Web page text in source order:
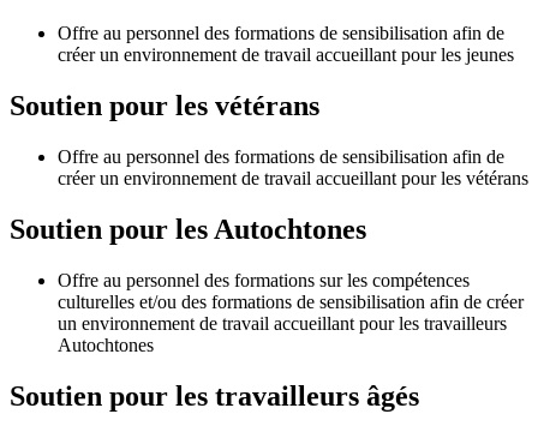
Offre au personnel des formations de sensibilisation afin de
créer un environnement de travail accueillant pour les jeunes
Soutien pour les vétérans
Offre au personnel des formations de sensibilisation afin de
créer un environnement de travail accueillant pour les vétérans
Soutien pour les Autochtones
Offre au personnel des formations sur les compétences
culturelles et/ou des formations de sensibilisation afin de créer
un environnement de travail accueillant pour les travailleurs
Autochtones
Soutien pour les travailleurs âgés